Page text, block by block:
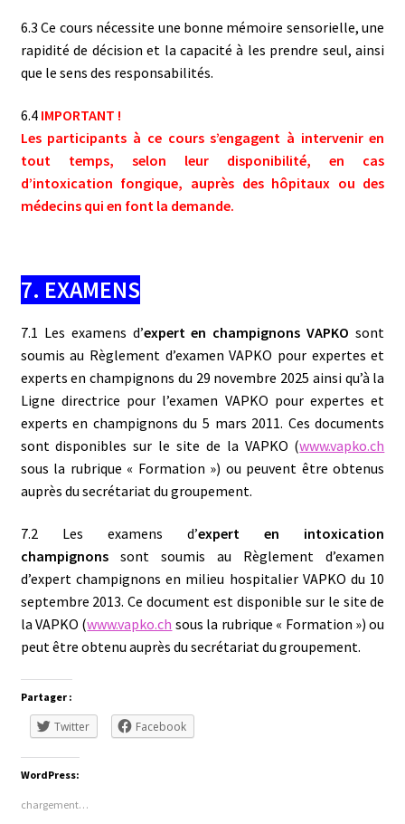
6.3 Ce cours nécessite une bonne mémoire sensorielle, une
rapidité de décision et la capacité à les prendre seul, ainsi
que le sens des responsabilités.
6.4 IMPORTANT !
Les participants à ce cours s’engagent à intervenir en
tout temps, selon leur disponibilité, en cas
d’intoxication fongique, auprès des hôpitaux ou des
médecins qui en font la demande.
7. EXAMENS
7.1 Les examens d’expert en champignons VAPKO sont
soumis au Règlement d’examen VAPKO pour expertes et
experts en champignons du 29 novembre 2025 ainsi qu’à la
Ligne directrice pour l’examen VAPKO pour expertes et
experts en champignons du 5 mars 2011. Ces documents
sont disponibles sur le site de la VAPKO (www.vapko.ch
sous la rubrique « Formation ») ou peuvent être obtenus
auprès du secrétariat du groupement.
7.2 Les examens d’expert en intoxication
champignonssont soumis au Règlement d’examen
d’expert champignons en milieu hospitalier VAPKO du 10
septembre 2013. Ce document est disponible sur le site de
la VAPKO (www.vapko.ch sous la rubrique « Formation ») ou
peut être obtenu auprès du secrétariat du groupement.
Partager :
Twitter Facebook
WordPress:
chargement…